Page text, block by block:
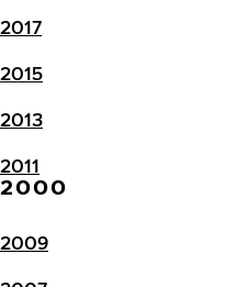
2017
2015
2013
2011
2000
2009